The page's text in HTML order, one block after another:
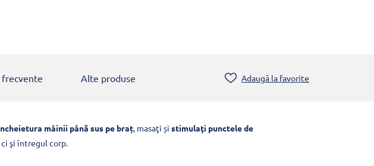
Alte produse Adaugă la favorite
mâinii până sus pe braț, masaţi și stimulaţi punctele de
şi întregul corp.